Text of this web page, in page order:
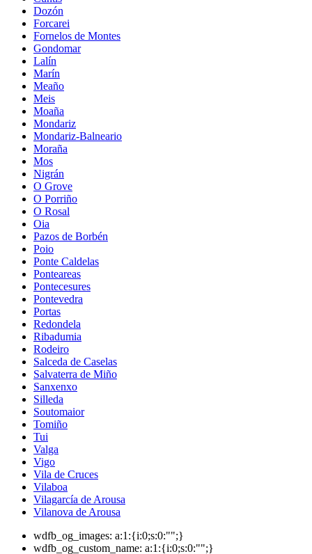
Dozón
Forcarei
Fornelos de Montes
Gondomar
Lalín
Marín
Meaño
Meis
Moaña
Mondariz
Mondariz-Balneario
Moraña
Mos
Nigrán
O Grove
O Porriño
O Rosal
Oia
Pazos de Borbén
Poio
Ponte Caldelas
Ponteareas
Pontecesures
Pontevedra
Portas
Redondela
Ribadumia
Rodeiro
Salceda de Caselas
Salvaterra de Miño
Sanxenxo
Silleda
Soutomaior
Tomiño
Tui
Valga
Vigo
Vila de Cruces
Vilaboa
Vilagarcía de Arousa
Vilanova de Arousa
wdfb_og_images: a:1:{i:0;s:0:"";}
wdfb_og_custom_name: a:1:{i:0;s:0:"";}